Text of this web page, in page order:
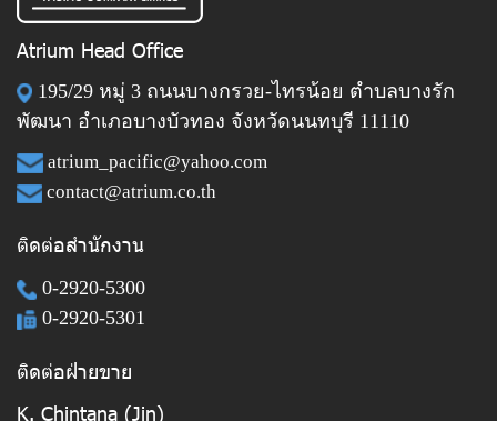
Atrium Head Office
195/29 หมู่ 3 ถนนบางกรวย-ไทรน้อย ตำบลบางรัก
พัฒนา อำเภอบางบัวทอง จังหวัดนนทบุรี 11110
atrium_pacific@yahoo.com
contact@atrium.co.th
ติดต่อสำนักงาน
0-2920-5300
0-2920-5301
ติดต่อฝ่ายขาย
K. Chintana (Jin)